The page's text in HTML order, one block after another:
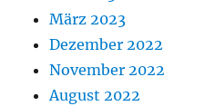
März 2023
Dezember 2022
November 2022
August 2022